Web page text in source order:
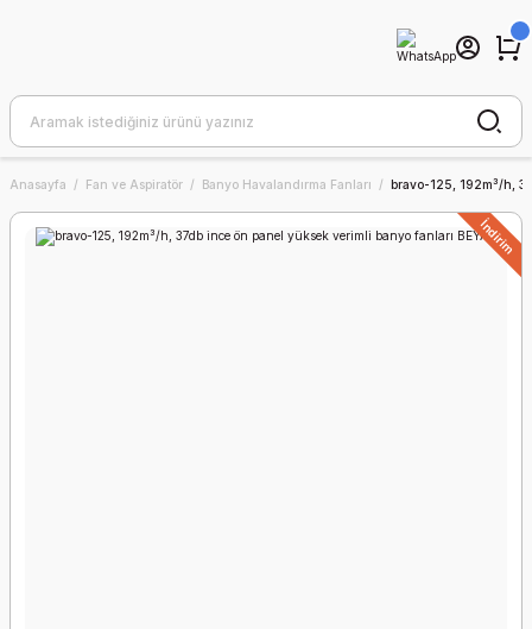
Anasayfa Fan ve Aspiratör Banyo Havalandırma Fanları bravo-125, 192m³/h,
İndirim